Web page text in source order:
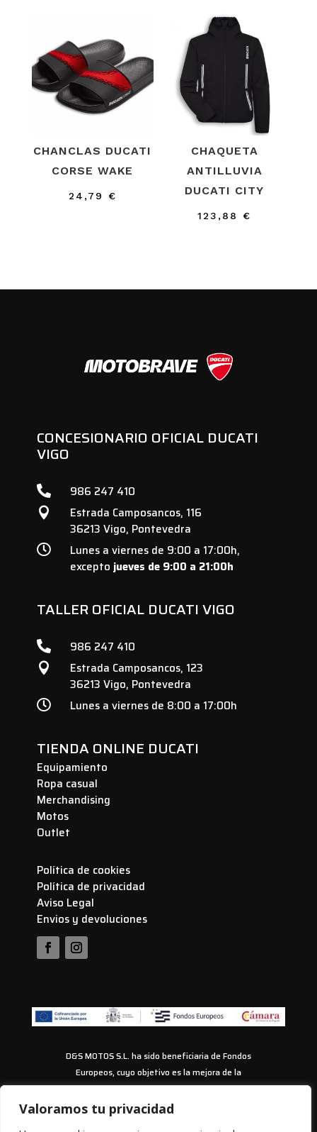
Valoramos tu privacidad
CHANCLAS DUCATI
CORSE WAKE
24,79 €
CHAQUETA
ANTILLUVIA
DUCATI CITY
123,88 €
CONCESIONARIO OFICIAL DUCATI
VIGO
 986 247 410

Estrada Camposancos, 116
36213 Vigo, Pontevedra

Lunes a viernes de 9:00 a 17:00h,
excepto jueves de 9:00 a 21:00h
TALLER OFICIAL DUCATI VIGO
 986 247 410

Estrada Camposancos, 123
36213 Vigo, Pontevedra
 Lunes a viernes de 8:00 a 17:00h
TIENDA ONLINE DUCATI
Equipamiento
Ropa casual
Merchandising
Motos
Outlet
Política de cookies
Política de privacidad
Aviso Legal
Envios y devoluciones
D&S MOTOS S.L. ha sido beneficiaria de Fondos
Europeos, cuyo objetivo es la mejora de la
competitividad de las PYMES, y gracias al cual ha
puesto en marcha un Plan de Acción con el objetivo
de impulsar el uso seguro y fiable del ciberespacio y